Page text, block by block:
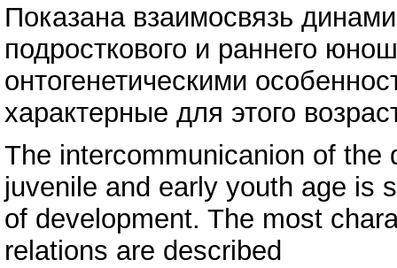
Показана взаимосвязь
подросткового и раннего
онтогенетическими
характерные для этого
The intercommunicanion of
juvenile and early youth age is
of development. The most
relations are described